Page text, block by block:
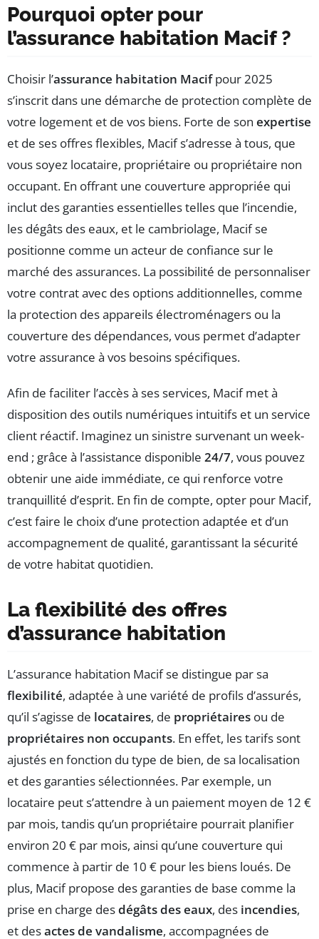
Pourquoi opter pour
l’assurance habitation Macif ?
Choisir l’assurance habitation Macifpour 2025
s’inscrit dans une démarche de protection complète de
votre logement et de vos biens. Forte de son expertise
et de ses offres flexibles, Macif s’adresse à tous, que
vous soyez locataire, propriétaire ou propriétaire non
occupant. En offrant une couverture appropriée qui
inclut des garanties essentielles telles que l’incendie,
les dégâts des eaux, et le cambriolage, Macif se
positionne comme un acteur de confiance sur le
marché des assurances. La possibilité de personnaliser
votre contrat avec des options additionnelles, comme
la protection des appareils électroménagers ou la
couverture des dépendances, vous permet d’adapter
votre assurance à vos besoins spécifiques.
Afin de faciliter l’accès à ses services, Macif met à
disposition des outils numériques intuitifs et un service
client réactif. Imaginez un sinistre survenant un week-
end ; grâce à l’assistance disponible 24/7, vous pouvez
obtenir une aide immédiate, ce qui renforce votre
tranquillité d’esprit. En fin de compte, opter pour Macif,
c’est faire le choix d’une protection adaptée et d’un
accompagnement de qualité, garantissant la sécurité
de votre habitat quotidien.
La flexibilité des offres
d’assurance habitation
L’assurance habitation Macif se distingue par sa
flexibilité, adaptée à une variété de profils d’assurés,
qu’il s’agisse de locataires, de propriétaires ou de
propriétaires non occupants. En effet, les tarifs sont
ajustés en fonction du type de bien, de sa localisation
et des garanties sélectionnées. Par exemple, un
locataire peut s’attendre à un paiement moyen de 12 €
par mois, tandis qu’un propriétaire pourrait planifier
environ 20 € par mois, ainsi qu’une couverture qui
commence à partir de 10 € pour les biens loués. De
plus, Macif propose des garanties de base comme la
prise en charge desdégâts des eaux, des incendies,
et desactes de vandalisme, accompagnées de